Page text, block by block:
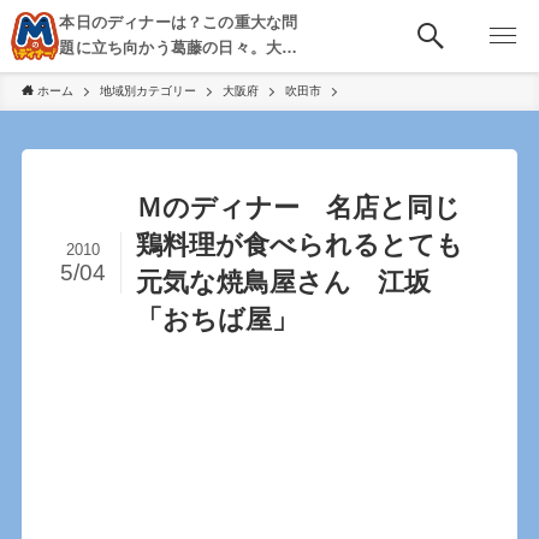
本日のディナーは？この重大な問
題に立ち向かう葛藤の日々。大
阪・京都・神戸を中心とした食べ
歩き、飲み歩きを綴る。
ホーム 地域別カテゴリー 大阪府 吹田市
Ｍのディナー 名店と同じ
鶏料理が食べられるとても
元気な焼鳥屋さん 江坂
「おちば屋」
2010
5/04